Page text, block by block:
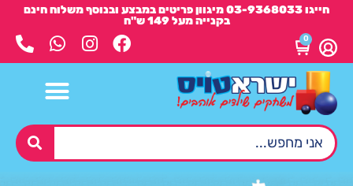
חייגו 03-9368033 מיגוון פריטים במבצע ובנוסף משלוח חינם
בקנייה מעל 149 ש"ח
0